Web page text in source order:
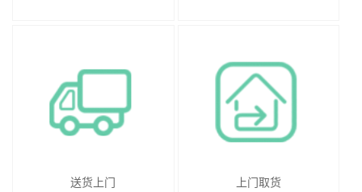
送货上门 上门取货